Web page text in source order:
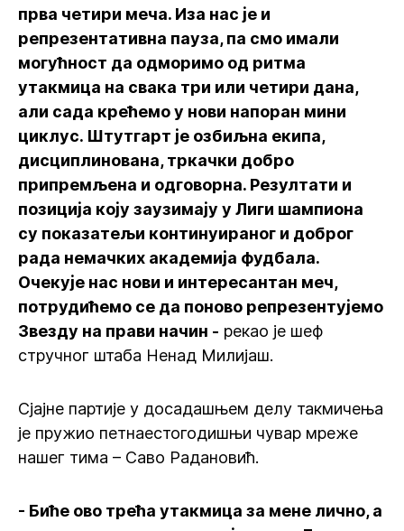
прва четири меча. Иза нас је и
репрезентативна пауза, па смо имали
могућност да одморимо од ритма
утакмица на свака три или четири дана,
али сада крећемо у нови напоран мини
циклус. Штутгарт је озбиљна екипа,
дисциплинована, тркачки добро
припремљена и одговорна. Резултати и
позиција коју заузимају у Лиги шампиона
су показатељи континуираног и доброг
рада немачких академија фудбала.
Очекује нас нови и интересантан меч,
потрудићемо се да поново репрезентујемо
Звезду на прави начин - рекао је шеф
стручног штаба Ненад Милијаш.
Сјајне партије у досадашњем делу такмичења
је пружио петнаестогодишњи чувар мреже
нашег тима – Саво Радановић.
- Биће ово трећа утакмица за мене лично, а